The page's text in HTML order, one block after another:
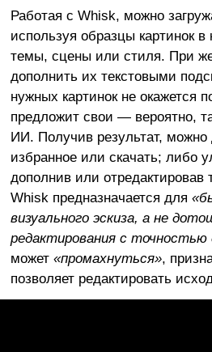
Работая с Whisk, можно
используя образцы картинок в
темы, сцены или стиля. При
дополнить их текстовыми
нужных картинок не окажется
предложит свои — вероятно,
ИИ. Получив результат, можно
избранное или скачать; либо
дополнив или отредактировав
Whisk предназначается для
визуального эскиза, а не
редактирования с точностью
может «промахнуться»,
позволяет редактировать